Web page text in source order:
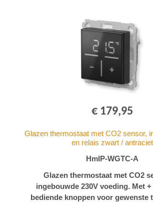
€ 179,95
Glazen thermostaat met CO2 sensor,
en relais zwart / antraciet
HmIP-WGTC-A
Glazen thermostaat met CO2
ingebouwde 230V voeding. Met
bediende knoppen voor gewenste